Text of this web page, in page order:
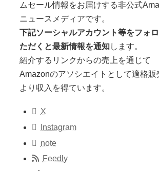
ムセール情報をお届けする非公式
ニュースメディアです。
下記ソーシャルアカウント等をフォ
ただくと最新情報を通知します。
紹介するリンクからの売上を通じて
Amazonのアソシエイトとして適格販
より収入を得ています。
X
Instagram
note
Feedly